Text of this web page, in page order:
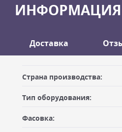
ИНФОРМАЦИЯ
Доставка
ДОСТАВКА
Самовывоз из офиса
Вы можете забрать товар из
Оставить отзыв
Ваше имя
Страна производства:
Тип оборудования:
Фасовка: